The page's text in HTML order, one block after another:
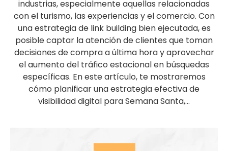
industrias, especialmente aquellas relacionadas
con el turismo, las experiencias y el comercio. Con
una estrategia de link building bien ejecutada, es
posible captar la atención de clientes que toman
decisiones de compra a última hora y aprovechar
el aumento del tráfico estacional en búsquedas
específicas. En este artículo, te mostraremos
cómo planificar una estrategia efectiva de
visibilidad digital para Semana Santa,...